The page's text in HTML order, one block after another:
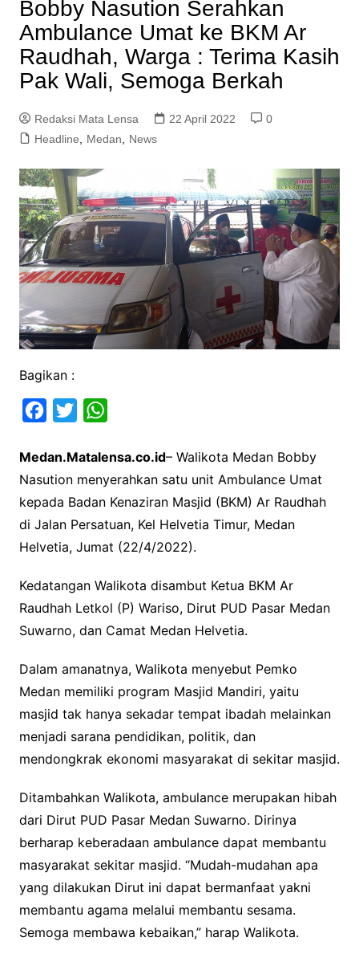
Bobby Nasution Serahkan
Ambulance Umat ke BKM Ar
Raudhah, Warga : Terima Kasih
Pak Wali, Semoga Berkah
Redaksi Mata Lensa 22 April 2022
0
Headline
Medan News
Bagikan :
c
e
b
o
o
k
i
t
t
e
r
a
t
s
A
p
p
Medan.Matalensa.co.id– Walikota Medan Bobby
Nasution menyerahkan satu unit Ambulance Umat
kepada Badan Kenaziran Masjid (BKM) Ar Raudhah
di Jalan Persatuan, Kel Helvetia Timur, Medan
Helvetia, Jumat (22/4/2022).
Kedatangan Walikota disambut Ketua BKM Ar
Raudhah Letkol (P) Wariso, Dirut PUD Pasar Medan
Suwarno, dan Camat Medan Helvetia.
Dalam amanatnya, Walikota menyebut Pemko
Medan memiliki program Masjid Mandiri, yaitu
masjid tak hanya sekadar tempat ibadah melainkan
menjadi sarana pendidikan, politik, dan
mendongkrak ekonomi masyarakat di sekitar masjid.
Ditambahkan Walikota, ambulance merupakan hibah
dari Dirut PUD Pasar Medan Suwarno. Dirinya
berharap keberadaan ambulance dapat membantu
masyarakat sekitar masjid. “Mudah-mudahan apa
yang dilakukan Dirut ini dapat bermanfaat yakni
membantu agama melalui membantu sesama.
Semoga membawa kebaikan,” harap Walikota.